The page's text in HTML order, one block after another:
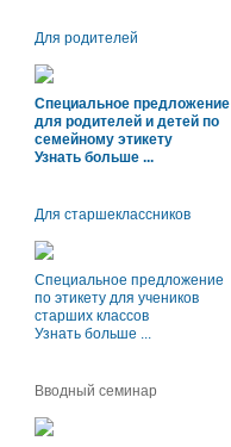
Для родителей
Специальное предложение
для родителей и детей по
семейному этикету
Узнать больше ...
Для старшеклассников
Специальное предложение
по этикету для учеников
старших классов
Узнать больше ...
Вводный семинар